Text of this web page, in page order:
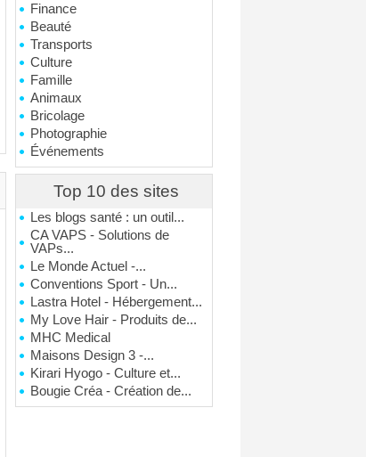
Finance
Beauté
Transports
Culture
Famille
Animaux
Bricolage
Photographie
Événements
Top 10 des sites
Les blogs santé : un outil...
CA VAPS - Solutions de
VAPs...
Le Monde Actuel -...
Conventions Sport - Un...
Lastra Hotel - Hébergement...
My Love Hair - Produits de...
MHC Medical
Maisons Design 3 -...
Kirari Hyogo - Culture et...
Bougie Créa - Création de...